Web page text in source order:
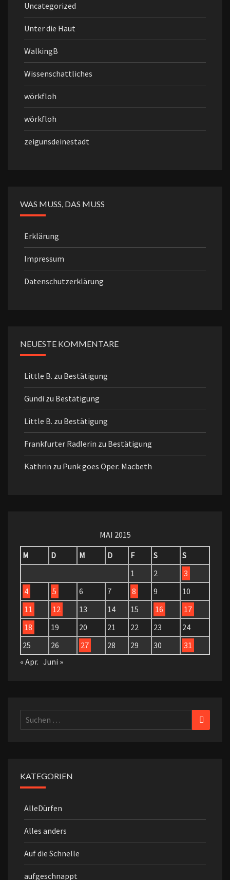
Uncategorized
Unter die Haut
WalkingB
Wissenschattliches
wörkfloh
wörkfloh
zeigunsdeinestadt
WAS MUSS, DAS MUSS
Erklärung
Impressum
Datenschutzerklärung
NEUESTE KOMMENTARE
Little B. zu Bestätigung
Gundi zu Bestätigung
Little B. zu Bestätigung
Frankfurter Radlerin zu Bestätigung
Kathrin zu Punk goes Oper: Macbeth
MAI 2015
M
D M D F S
S
1
2
3
4
5 6 7 8 9
10
11
12 13 14 15 16
17
18
19 20 21 22 23
24
25
26 27 28 29 30
31
« Apr. Juni »
Suchen
nach:
Suchen
KATEGORIEN
AlleDürfen
Alles anders
Auf die Schnelle
aufgeschnappt